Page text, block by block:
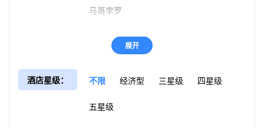
马哥孛罗
展开
酒店星级： 不限 经济型 三星级 四星级
五星级